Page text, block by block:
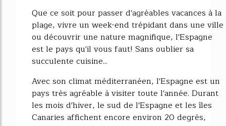
Que ce soit pour passer d'agréables vacances à la
plage, vivre un week-end trépidant dans une ville
ou découvrir une nature magnifique, l'Espagne
est le pays qu'il vous faut! Sans oublier sa
succulente cuisine...
Avec son climat méditerranéen, l'Espagne est un
pays très agréable à visiter toute l'année. Durant
les mois d'hiver, le sud de l'Espagne et les îles
Canaries affichent encore environ 20 degrés,